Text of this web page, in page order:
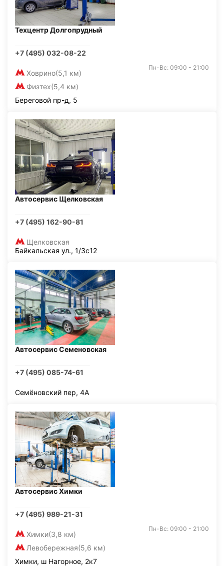
Техцентр Долгопрудный
+7 (495) 032-08-22
Ховрино(5,1 км)
Физтех(5,4 км)
Пн-Вс: 09:00 - 21:00
Береговой пр-д, 5
Автосервис Щелковская
+7 (495) 162-90-81
Щелковская
Байкальская ул., 1/3с12
Автосервис Семеновская
+7 (495) 085-74-61
Семёновский пер, 4А
Автосервис Химки
+7 (495) 989-21-31
Химки(3,8 км)
Левобережная(5,6 км)
Пн-Вс: 09:00 - 21:00
Химки, ш Нагорное, 2к7